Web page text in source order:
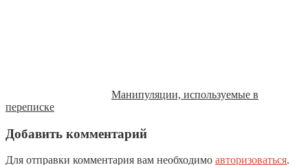
Манипуляции, используемые в
переписке
Добавить комментарий
Для отправки комментария вам необходимо авторизоваться.